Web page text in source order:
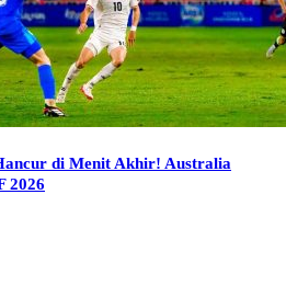
di Menit Akhir! Australia
2026